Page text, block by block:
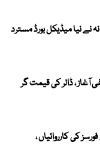
نے نیا میڈیکل بورڈ مسترد
آغاز ، ڈالر کی قیمت گر
کی کارروائیاں ،